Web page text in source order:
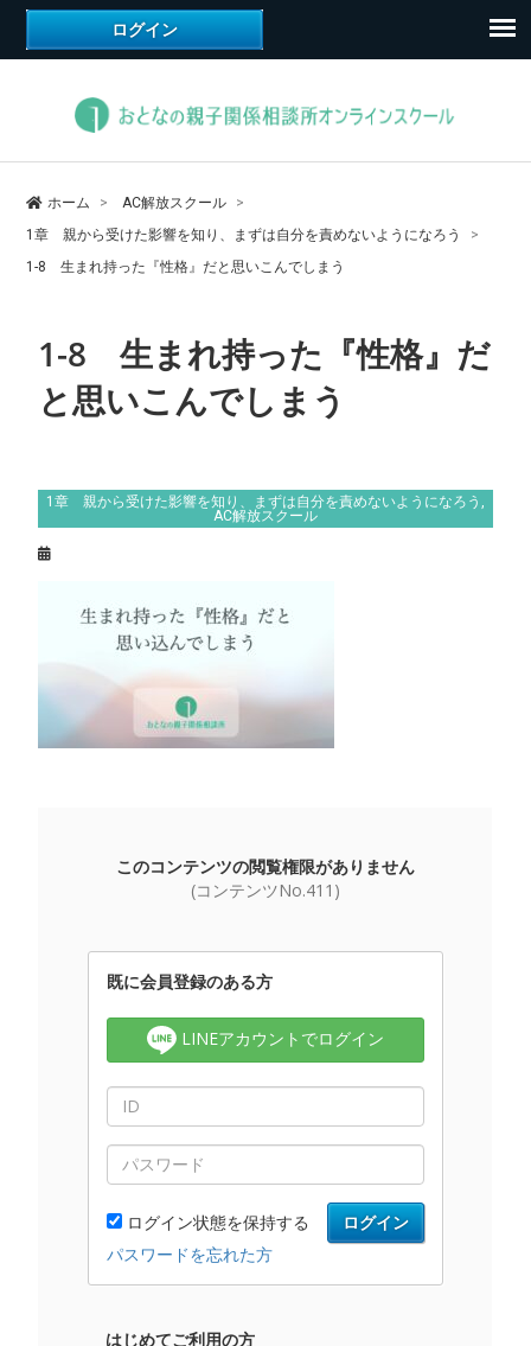
ホーム
AC解放スクール
1章 親から受けた影響を知り、まずは自分を責めないようになろう
1-8 生まれ持った『性格』だと思いこんでしまう
1-8 生まれ持った『性格』だ
と思いこんでしまう
1章 親から受けた影響を知り、まずは自分を責めないようになろう
AC解放スクール